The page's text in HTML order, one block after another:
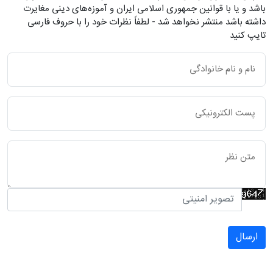
باشد و یا با قوانین جمهوری اسلامی ایران و آموزه‌های دینی مغایرت
داشته باشد منتشر نخواهد شد - لطفاً نظرات خود را با حروف فارسی
تایپ کنید
ارسال